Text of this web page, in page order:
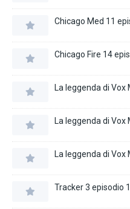
Chicago Med 11
Chicago Fire 14
La leggenda di Vox
La leggenda di Vox
La leggenda di Vox
Tracker 3 episodio